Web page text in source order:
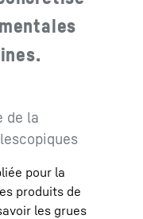
de la
pour la
produits de
les grues